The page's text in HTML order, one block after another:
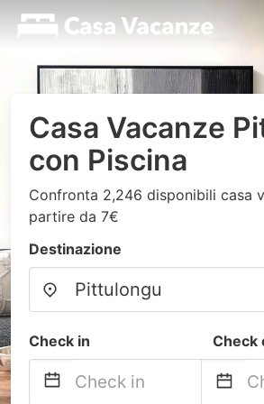
Casa Vacanze
con Piscina
Confronta 2,246 disponibili casa
partire da 7€
Destinazione
Check in Check